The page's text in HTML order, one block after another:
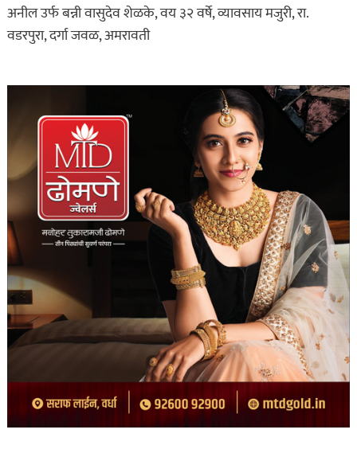
अनील उर्फ बन्नी वासुदेव शेळके, वय ३२ वर्षे, व्यावसाय मजुरी, रा.
वडरपुरा, दर्गा जवळ, अमरावती